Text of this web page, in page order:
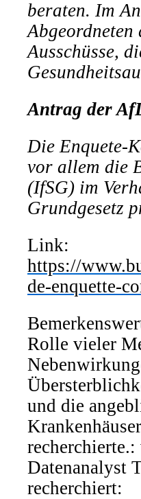
beraten. Im
Ausschüsse,
Antrag der
Die Enquete-
vor allem die
(IfSG) im
Grundgesetz
Link:
https://
de-enquette-
Rolle vieler
und die
Krankenhäuser
Datenanalyst
recherchiert: